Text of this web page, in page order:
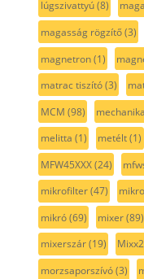
lúgszivattyú(8)
magasság rögzítő(3)
magnetron(1)
matrac tiszító(3)
MCM (98) mechanika
melitta (1) metélt(1)
MFW45XXX(24)
mikrofilter(47)
mikró(69) mixer(89)
mixerszár(19)
morzsaporszívó(3)